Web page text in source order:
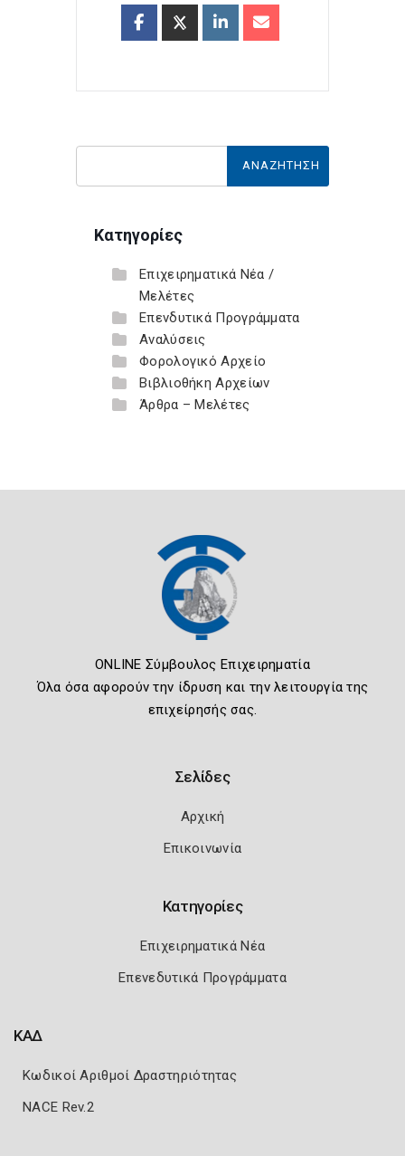
Κατηγορίες
Επιχειρηματικά Νέα /
Μελέτες
Επενδυτικά Προγράμματα
Αναλύσεις
Φορολογικό Αρχείο
Βιβλιοθήκη Αρχείων
Άρθρα – Μελέτες
ONLINE Σύμβουλος Επιχειρηματία
Όλα όσα αφορούν την ίδρυση και την λειτουργία της
επιχείρησής σας.
Σελίδες
Αρχική
Επικοινωνία
Κατηγορίες
Επιχειρηματικά Νέα
Επενεδυτικά Προγράμματα
ΚΑΔ
Κωδικοί Αριθμοί Δραστηριότητας
NACE Rev.2